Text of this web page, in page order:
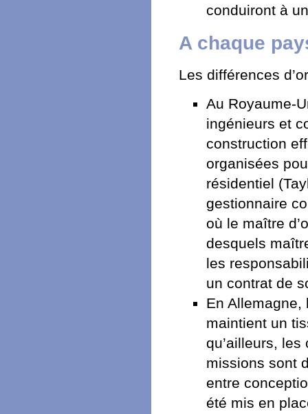
conduiront à
A chaque
Les différences
Au Royaume-
ingénieurs et
construction
organisées
résidentiel
gestionnaire
où le maître
desquels
les
un contrat de
En
maintient un
qu’ailleurs,
missions sont
entre
été mis en